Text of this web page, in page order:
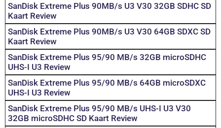
SanDisk Extreme Plus 90MB/s U3 V30 32GB SDHC SD
Kaart Review
SanDisk Extreme Plus 90MB/s U3 V30 64GB SDXC SD
Kaart Review
SanDisk Extreme Plus 95/90 MB/s 32GB microSDHC
UHS-I U3 Review
SanDisk Extreme Plus 95/90 MB/s 64GB microSDXC
UHS-I U3 Review
SanDisk Extreme Plus 95/90 MB/s UHS-I U3 V30
32GB microSDHC SD Kaart Review